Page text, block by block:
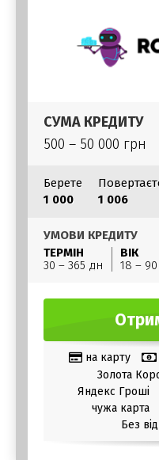
СУМА КРЕДИТУ
500 – 50 000 грн
Берете
1 000
1 006
УМОВИ КРЕДИТУ
ТЕРМІН
30 – 365 дн
ВІК
18 –
на карту
Золота
Яндекс Гроші
чужа карта
Без